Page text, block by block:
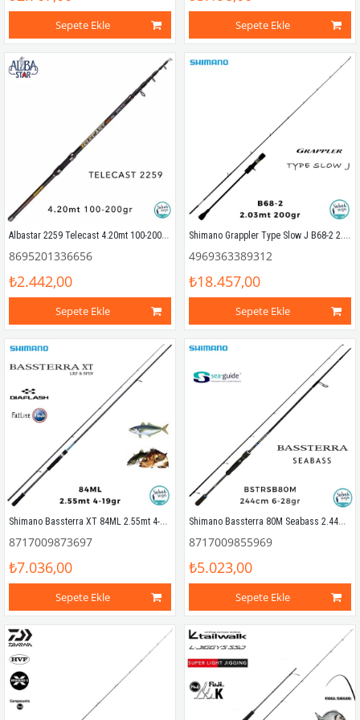
Sepete Ekle Sepete Ekle
Albastar 2259 Telecast 4.20mt 100-200gr Teleskopik Surf Kamış
8695201336656
₺2.442,00
Sepete Ekle
Shimano Grappler Type Slow J B68-2 2.03mt 200gr (S2P) Tetikli Slow Jigging Kamış
4969363389312
₺18.457,00
Sepete Ekle
Shimano Bassterra XT 84ML 2.55mt 4-19gr (2P) Light Spin Kamış
8717009873697
₺7.036,00
Sepete Ekle
Shimano Bassterra 80M Seabass 2.44mt 6-28gr (2P) Spin Kamış
8717009855969
₺5.023,00
Sepete Ekle